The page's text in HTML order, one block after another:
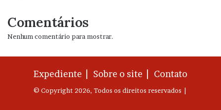
Comentários
Nenhum comentário para mostrar.
Expediente | Sobre o site | Contato
© Copyright 2026, Todos os direitos reservados |